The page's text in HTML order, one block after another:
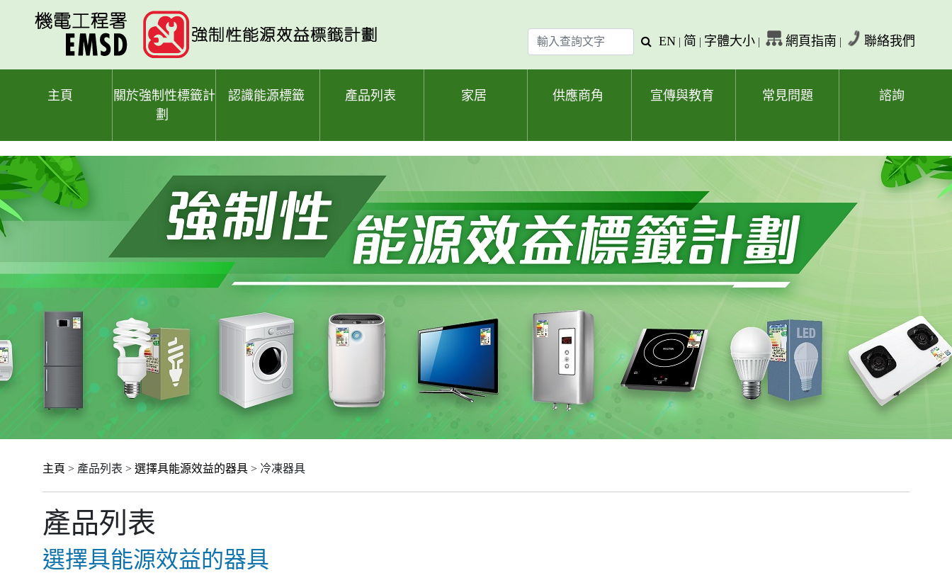
輸
入
查
查
字
EN | 简 | 字體大小 | 網頁指南 | 聯絡我們
主頁
關於強制性標籤計
劃
認識能源標籤 產品列表 家居 供應商角 宣傳與教育 常見問題 諮詢
主頁 > 產品列表 > 選擇具能源效益的器具 > 冷凍器具
產品列表
選擇具能源效益的器具